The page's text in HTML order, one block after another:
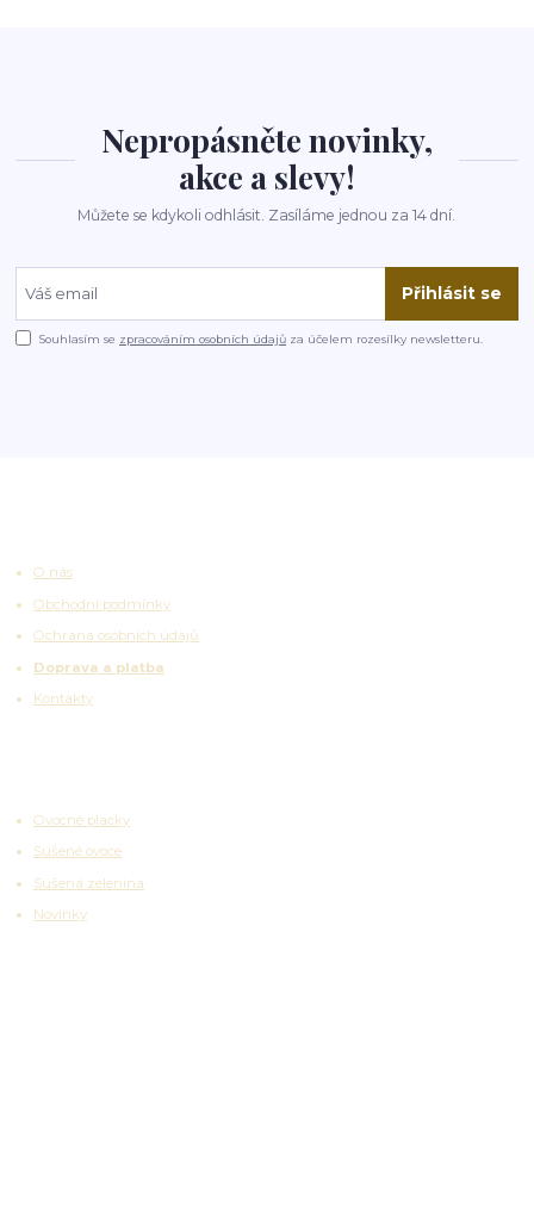
Nepropásněte novinky,
akce a slevy!
Můžete se kdykoli odhlásit. Zasíláme jednou za 14 dní.
Přihlásit se
Souhlasím se zpracováním osobních údajů za účelem rozesílky newsletteru.
O nás
Obchodní podmínky
Ochrana osobních údajů
Doprava a platba
Kontakty
Ovocné placky
Sušené ovoce
Sušená zelenina
Novinky